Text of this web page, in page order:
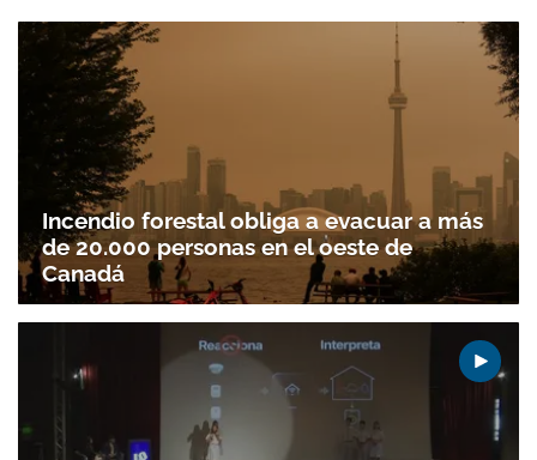
Incendio forestal obliga a evacuar a más
de 20.000 personas en el oeste de
Canadá